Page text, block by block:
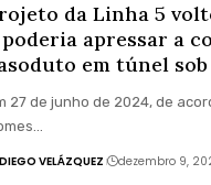
da Linha 5
poderia apressar a
em túnel
27 de junho de 2024, de
VELÁZQUEZ dezembro 9,